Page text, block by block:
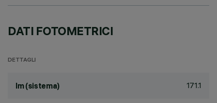
DATI FOTOMETRICI
DETTAGLI
lm (sistema) 171.1